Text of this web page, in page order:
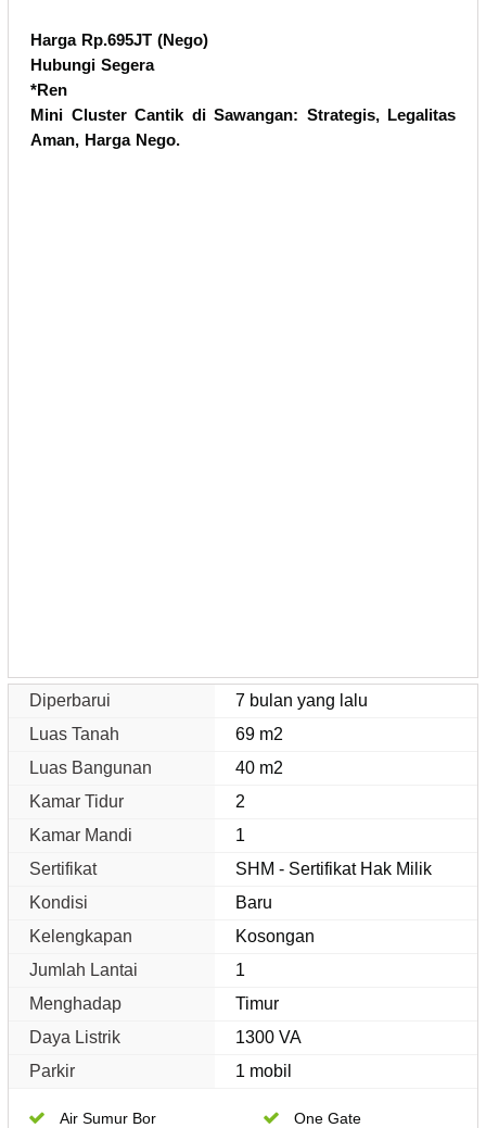
Harga Rp.695JT (Nego)
Hubungi Segera
*Ren
Mini Cluster Cantik di Sawangan: Strategis, Legalitas
Aman, Harga Nego.
Diperbarui
7 bulan yang lalu
Luas Tanah
69 m2
Luas Bangunan
40 m2
Kamar Tidur
2
Kamar Mandi
1
Sertifikat
SHM - Sertifikat Hak Milik
Kondisi
Baru
Kelengkapan
Kosongan
Jumlah Lantai
1
Menghadap
Timur
Daya Listrik
1300 VA
Parkir
1 mobil
Air Sumur Bor One Gate